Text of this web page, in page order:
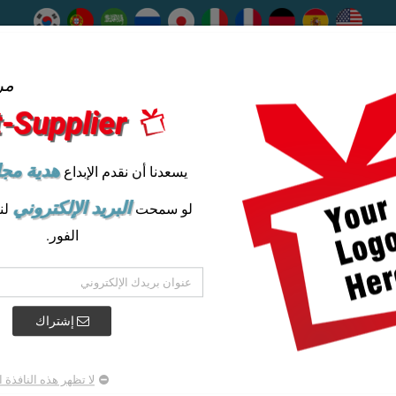
محتويات
★★★★★
سماعات أذن صديقة للبيئة وسماعات
ارفع مستوى تجربتك الصوتية مع مجموعتنا الحصرية التي تتميز بسماعات رأس
سماعات أذن صديقة للبيئة . لا توفر سماعات الرأس الترويجية الخاصة بنا جودة
فحسب، بل توفر أيضًا حلاً أنيقًا للاتصال بدون استخدام اليدين. قم بإقرانها مع
Gift-Supplier
يسعدنا أن نقدم الإبداعهدية
لو سمحتالبريد الإلكتروني
الفور.
إشتراك
لا تظهر هذه